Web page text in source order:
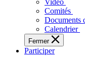
touchent
des
Ontariennes
et
Vidéo
Comités
Documents
Calendrier
Fermer
Participer